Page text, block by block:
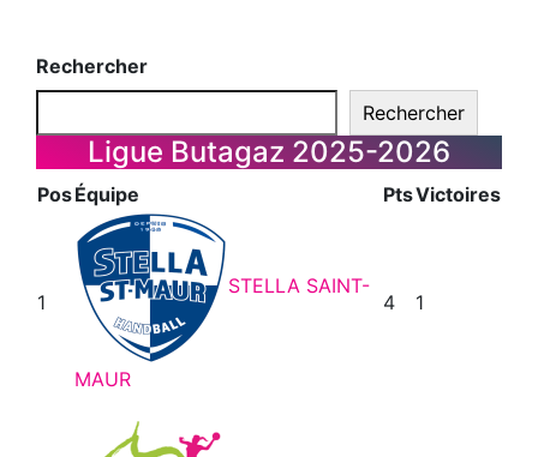
Rechercher
Rechercher
Ligue Butagaz 2025-2026
PosÉquipe PtsVictoires
1
STELLA SAINT-
MAUR
4 1